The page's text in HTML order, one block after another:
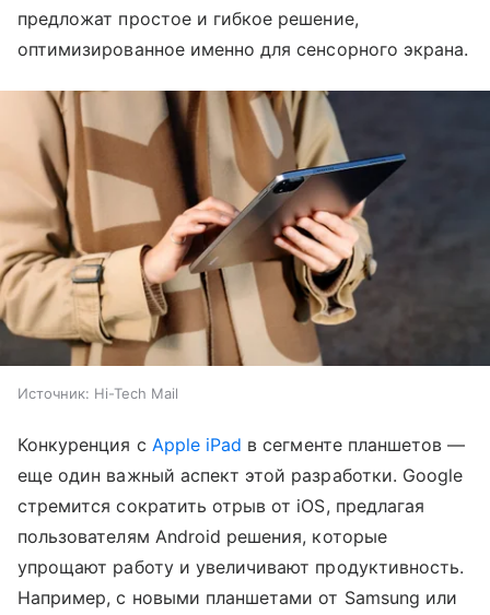
предложат простое и гибкое решение,
оптимизированное именно для сенсорного экрана.
Источник: Hi-Tech Mail
Конкуренция с Apple iPad в сегменте планшетов —
еще один важный аспект этой разработки. Google
стремится сократить отрыв от iOS, предлагая
пользователям Android решения, которые
упрощают работу и увеличивают продуктивность.
Например, с новыми планшетами от Samsung или